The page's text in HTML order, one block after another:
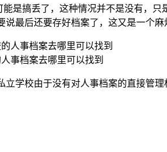
搞丢了，这种情况并不是没有，只
说最后还要存好档案了，这又是一个麻
事档案去哪里可以找到
校由于没有对人事档案的直接管理